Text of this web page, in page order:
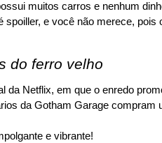
muitos carros e nenhum
spoiller, e você não merece,
do ferro velho
da Netflix, em que o enredo
da Gotham Garage
e vibrante!